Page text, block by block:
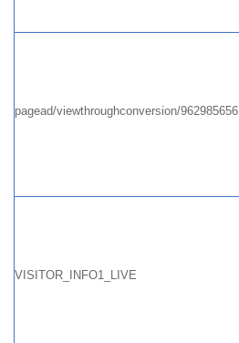
pagead/viewthroughconversion/962985656
VISITOR_INFO1_LIVE